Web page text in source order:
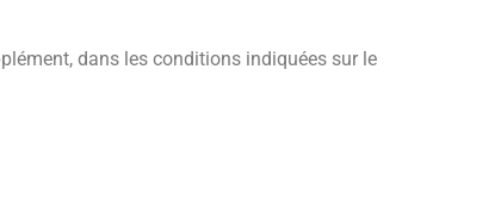
dans les conditions indiquées sur le